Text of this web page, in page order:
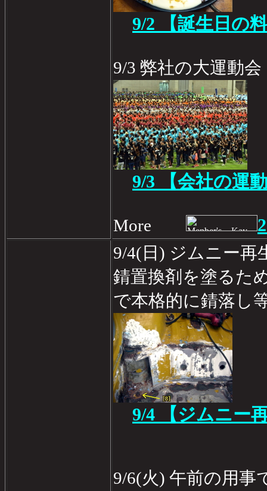
9/2 【誕生日の
9/3 弊社の大運動会
9/3 【会社の運
More
9/4(日) ジムニー再
錆置換剤を塗るた
で本格的に錆落し
9/4 【ジムニー
9/6(火) 午前の用事